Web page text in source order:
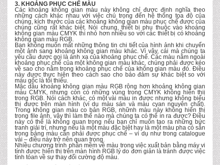
3. KHOẢNG PHỤC CHẾ MÀU
Các khoảng không gian màu này không chỉ được định nghĩa theo
những cách khác nhau với việc chú trọng đến hệ thống tọa độ của
chúng, kích thước của các khoảng không gian màu phục chế được của
chúng cũng rất khác biệt. Nói chung, thiết bị phụ thuộc vào khoảng
không gian màu CMYK thì nhỏ hơn nhiều so với các thiết bị có khoảng
không gian màu RGB.
Bạn không muốn mất những thông tin chi tiết của hình ảnh khi chuyển
một ảnh sang khoảng không gian màu khác. Vì vậy, cái mà chúng ta
yêu cầu được gọi là ánh xạ của khoảng phục chế. Các màu nằm ngoài
khoảng phục chế của một không gian màu khác, chúng phải được kéo
về sao cho nằm trong khoảng phục chế của không gian màu đó. Điều
này được thực hiện theo cách sao cho bảo đảm sự khác biệt so với
màu gốc là tối thiểu.
Mặc dầu khoảng không gian màu RGB rộng hơn khoảng không gian
màu CMYK, nhưng còn có những vùng trong CMYK không hiển thiị
trong RGB. Nói cách khác, có một vài màu in được nhưng không biểu
thị được trên màn hình (ví dụ màu sán và màu cyan nguyên chất).
Trong không gian màu co bản RGB, nhữnh màu này không hiển thị
trong file ảnh, vậy thì làm thế nào mà chúng ta có thể in ra được? Điều
này có thể là không quan trọng nếu bạn chỉ muốn tạo ra những bức
tranh giải trí, nhưng nếu là một màu đặc biệt hay là một màu pha có sẵn
trong bảng màu cần phải được phục chế – ví dụ như trong catalogue
vải – điều này trở nên quan trọng.
Nhiều chương trình phần mềm về màu trong việc xuất bản bằng máy vi
tính được hiển thị trên màn hình RGB lý do đơn giản là tránh được việc
tính tóan về sự thay đổi cường độ màu.